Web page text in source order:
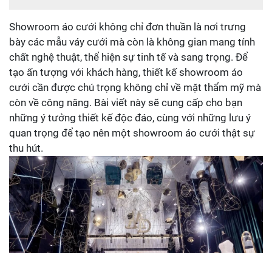
Showroom áo cưới không chỉ đơn thuần là nơi trưng
bày các mẫu váy cưới mà còn là không gian mang tính
chất nghệ thuật, thể hiện sự tinh tế và sang trọng. Để
tạo ấn tượng với khách hàng, thiết kế showroom áo
cưới cần được chú trọng không chỉ về mặt thẩm mỹ mà
còn về công năng. Bài viết này sẽ cung cấp cho bạn
những ý tưởng thiết kế độc đáo, cùng với những lưu ý
quan trọng để tạo nên một showroom áo cưới thật sự
thu hút.